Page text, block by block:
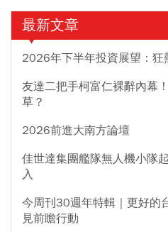
最新文章
2026年下半年投資展望：狂
友達二把手柯富仁裸辭內幕
草？
2026前進大南方論壇
佳世達集團艦隊無人機小隊
入
今周刊30週年特輯｜更好的
見前瞻行動